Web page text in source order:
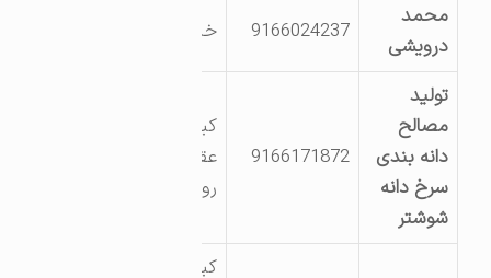
محمد
درویشی
9166024237 خیابان صنعت13
تولید
مصالح
دانه بندی
سرخ دانه
شوشتر
9166171872
عقیلی روبروی
روستای کوه زر